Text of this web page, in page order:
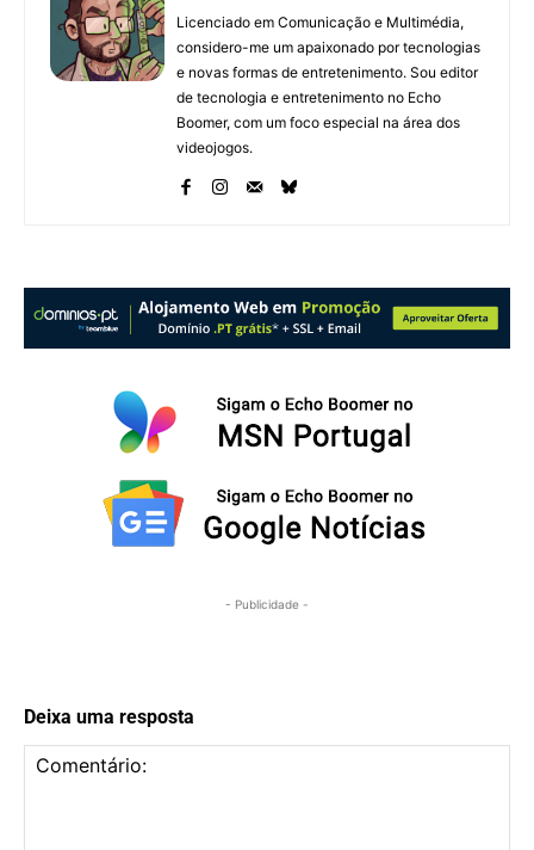
Licenciado em Comunicação e Multimédia,
considero-me um apaixonado por tecnologias
e novas formas de entretenimento. Sou editor
de tecnologia e entretenimento no Echo
Boomer, com um foco especial na área dos
videojogos.
- Publicidade -
Deixa uma resposta